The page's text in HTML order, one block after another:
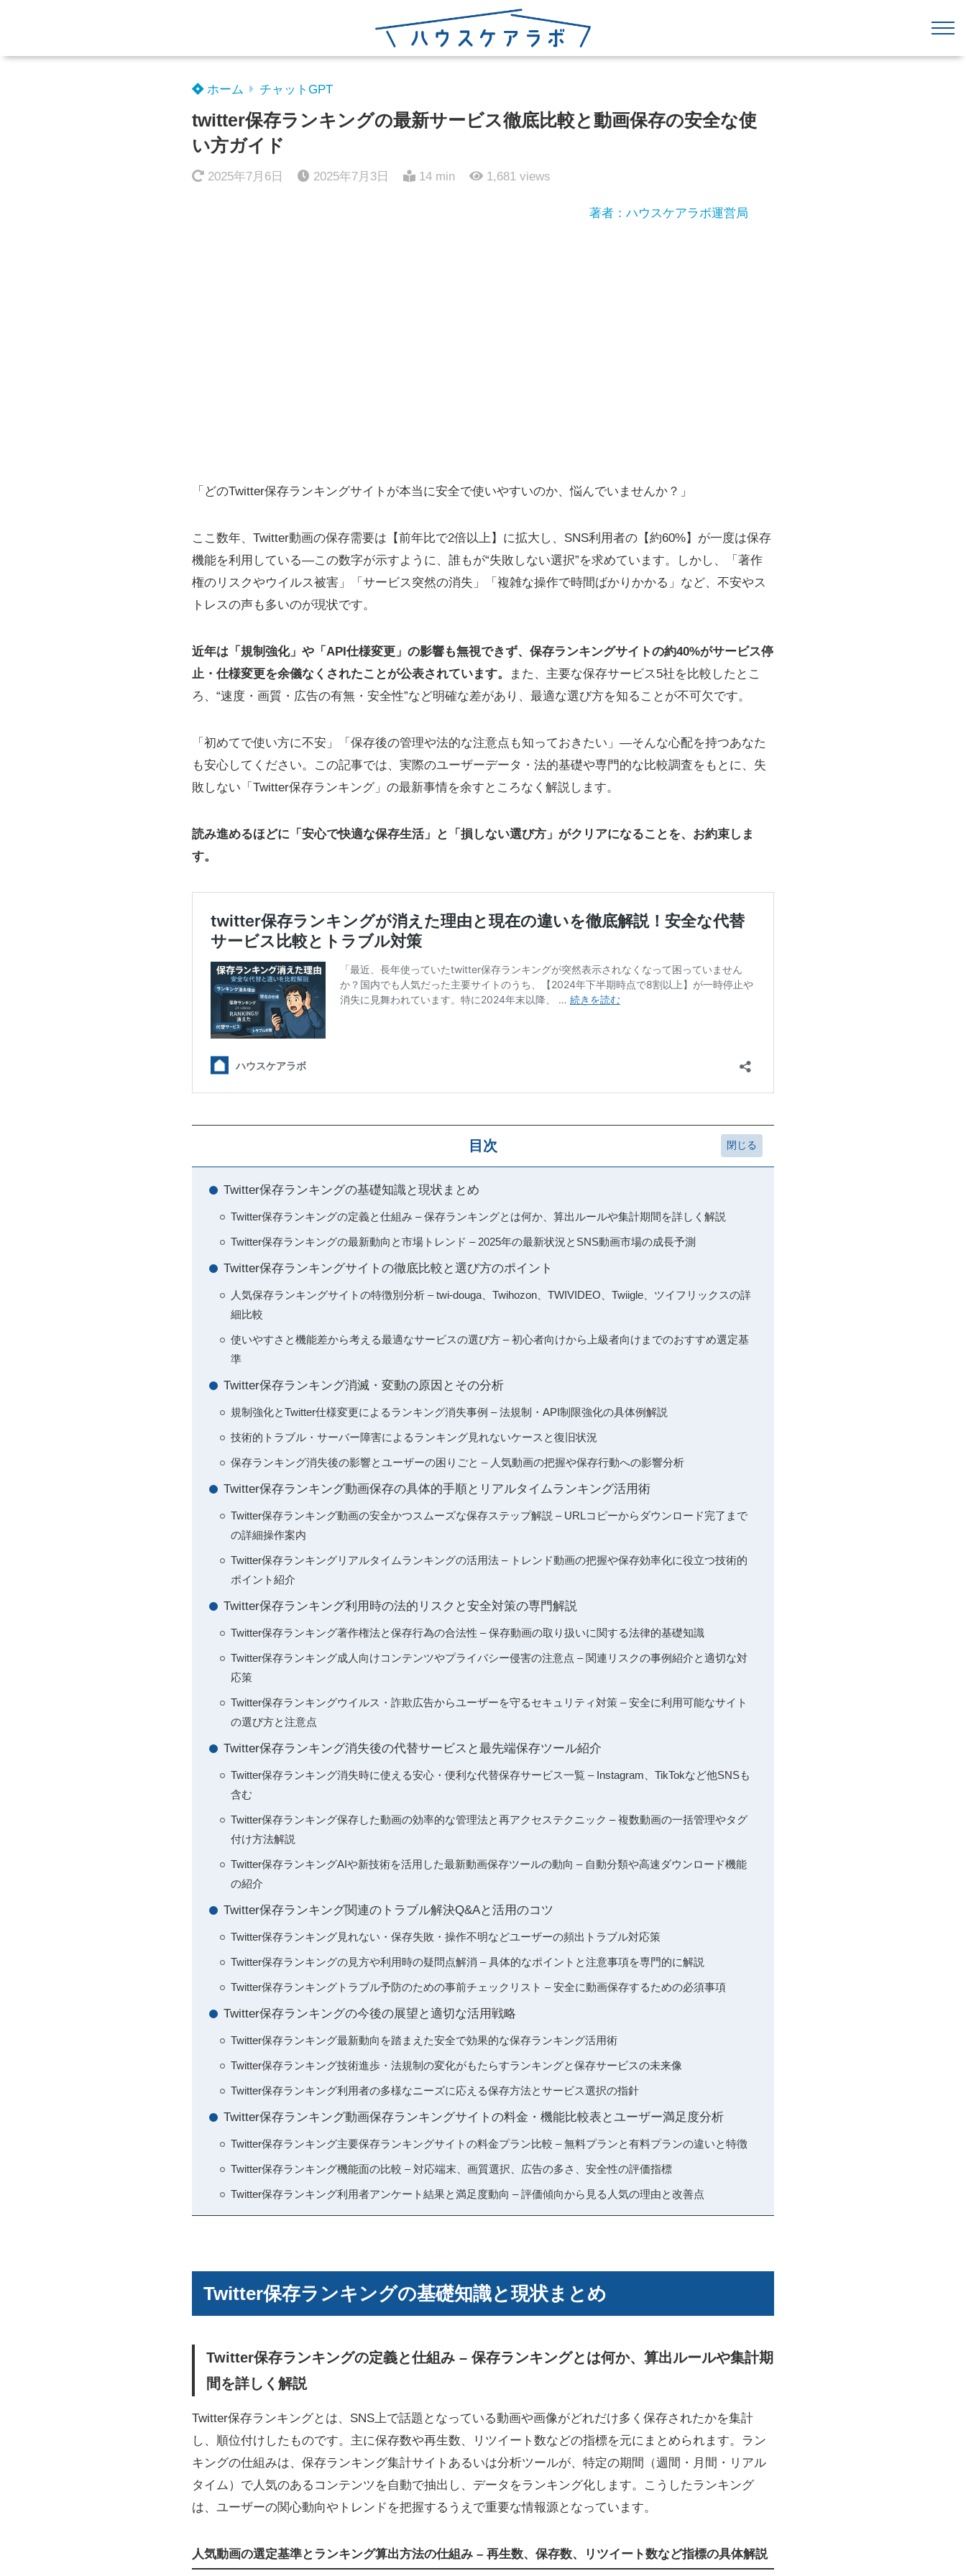
ホーム チャットGPT
twitter保存ランキングの最新サービス徹底比較と動画保存の安全な使
い方ガイド
2025年7月6日 2025年7月3日 14 min 1,681 views
著者：ハウスケアラボ運営局
「どのTwitter保存ランキングサイトが本当に安全で使いやすいのか、悩んでいませんか？」
ここ数年、Twitter動画の保存需要は【前年比で2倍以上】に拡大し、SNS利用者の【約60%】が一度は保存
機能を利用している―この数字が示すように、誰もが“失敗しない選択”を求めています。しかし、「著作
権のリスクやウイルス被害」「サービス突然の消失」「複雑な操作で時間ばかりかかる」など、不安やス
トレスの声も多いのが現状です。
近年は「規制強化」や「API仕様変更」の影響も無視できず、保存ランキングサイトの約40%がサービス停
止・仕様変更を余儀なくされたことが公表されています。
また、主要な保存サービス5社を比較したとこ
ろ、“速度・画質・広告の有無・安全性”など明確な差があり、最適な選び方を知ることが不可欠です。
「初めてで使い方に不安」「保存後の管理や法的な注意点も知っておきたい」―そんな心配を持つあなた
も安心してください。この記事では、実際のユーザーデータ・法的基礎や専門的な比較調査をもとに、失
敗しない「Twitter保存ランキング」の最新事情を余すところなく解説します。
読み進めるほどに「安心で快適な保存生活」と「損しない選び方」がクリアになることを、お約束しま
す。
目次
Twitter保存ランキングの基礎知識と現状まとめ
Twitter保存ランキングの定義と仕組み – 保存ランキングとは何か、算出ルールや集計期間を詳しく解説
Twitter保存ランキングの最新動向と市場トレンド – 2025年の最新状況とSNS動画市場の成長予測
Twitter保存ランキングサイトの徹底比較と選び方のポイント
人気保存ランキングサイトの特徴別分析 – twi-douga、Twihozon、TWIVIDEO、Twiigle、ツイフリックスの詳
細比較
使いやすさと機能差から考える最適なサービスの選び方 – 初心者向けから上級者向けまでのおすすめ選定基
準
Twitter保存ランキング消滅・変動の原因とその分析
規制強化とTwitter仕様変更によるランキング消失事例 – 法規制・API制限強化の具体例解説
技術的トラブル・サーバー障害によるランキング見れないケースと復旧状況
保存ランキング消失後の影響とユーザーの困りごと – 人気動画の把握や保存行動への影響分析
Twitter保存ランキング動画保存の具体的手順とリアルタイムランキング活用術
Twitter保存ランキング動画の安全かつスムーズな保存ステップ解説 – URLコピーからダウンロード完了まで
の詳細操作案内
Twitter保存ランキングリアルタイムランキングの活用法 – トレンド動画の把握や保存効率化に役立つ技術的
ポイント紹介
Twitter保存ランキング利用時の法的リスクと安全対策の専門解説
Twitter保存ランキング著作権法と保存行為の合法性 – 保存動画の取り扱いに関する法律的基礎知識
Twitter保存ランキング成人向けコンテンツやプライバシー侵害の注意点 – 関連リスクの事例紹介と適切な対
応策
Twitter保存ランキングウイルス・詐欺広告からユーザーを守るセキュリティ対策 – 安全に利用可能なサイト
の選び方と注意点
Twitter保存ランキング消失後の代替サービスと最先端保存ツール紹介
Twitter保存ランキング消失時に使える安心・便利な代替保存サービス一覧 – Instagram、TikTokなど他SNSも
含む
Twitter保存ランキング保存した動画の効率的な管理法と再アクセステクニック – 複数動画の一括管理やタグ
付け方法解説
Twitter保存ランキングAIや新技術を活用した最新動画保存ツールの動向 – 自動分類や高速ダウンロード機能
の紹介
Twitter保存ランキング関連のトラブル解決Q&Aと活用のコツ
Twitter保存ランキング見れない・保存失敗・操作不明などユーザーの頻出トラブル対応策
Twitter保存ランキングの見方や利用時の疑問点解消 – 具体的なポイントと注意事項を専門的に解説
Twitter保存ランキングトラブル予防のための事前チェックリスト – 安全に動画保存するための必須事項
Twitter保存ランキングの今後の展望と適切な活用戦略
Twitter保存ランキング最新動向を踏まえた安全で効果的な保存ランキング活用術
Twitter保存ランキング技術進歩・法規制の変化がもたらすランキングと保存サービスの未来像
Twitter保存ランキング利用者の多様なニーズに応える保存方法とサービス選択の指針
Twitter保存ランキング動画保存ランキングサイトの料金・機能比較表とユーザー満足度分析
Twitter保存ランキング主要保存ランキングサイトの料金プラン比較 – 無料プランと有料プランの違いと特徴
Twitter保存ランキング機能面の比較 – 対応端末、画質選択、広告の多さ、安全性の評価指標
Twitter保存ランキング利用者アンケート結果と満足度動向 – 評価傾向から見る人気の理由と改善点
Twitter保存ランキングの基礎知識と現状まとめ
Twitter保存ランキングの定義と仕組み – 保存ランキングとは何か、算出ルールや集計期
間を詳しく解説
Twitter保存ランキングとは、SNS上で話題となっている動画や画像がどれだけ多く保存されたかを集計
し、順位付けしたものです。主に保存数や再生数、リツイート数などの指標を元にまとめられます。ラン
キングの仕組みは、保存ランキング集計サイトあるいは分析ツールが、特定の期間（週間・月間・リアル
タイム）で人気のあるコンテンツを自動で抽出し、データをランキング化します。こうしたランキング
は、ユーザーの関心動向やトレンドを把握するうえで重要な情報源となっています。
人気動画の選定基準とランキング算出方法の仕組み – 再生数、保存数、リツイート数など指標の具体解説